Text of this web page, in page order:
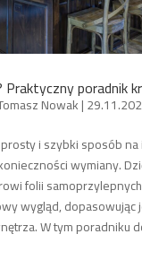
Praktyczny poradnik
Nowak|
i szybki sposób na
wymiany.
folii
wygląd, dopasowując
W tym poradniku